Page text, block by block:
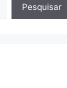
Pesquisar